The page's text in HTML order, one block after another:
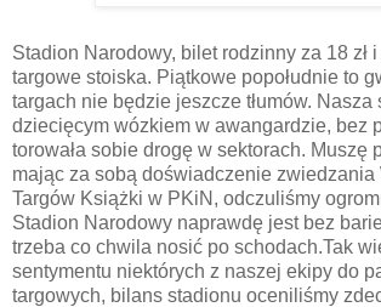
Stadion Narodowy, bilet rodzinny za 18 zł
targowe stoiska. Piątkowe popołudnie to
targach nie będzie jeszcze tłumów. Nasza
dziecięcym wózkiem w awangardzie, bez
torowała sobie drogę w sektorach. Muszę
mając za sobą doświadczenie zwiedzania
Targów Książki w PKiN, odczuliśmy
Stadion Narodowy naprawdę jest bez
trzeba co chwila nosić po schodach.Tak
sentymentu niektórych z naszej ekipy do
targowych, bilans stadionu oceniliśmy